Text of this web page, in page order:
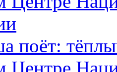
поёт:
Центре